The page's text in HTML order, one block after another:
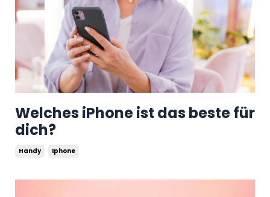
Welches iPhone ist das beste für
dich?
Handy Iphone